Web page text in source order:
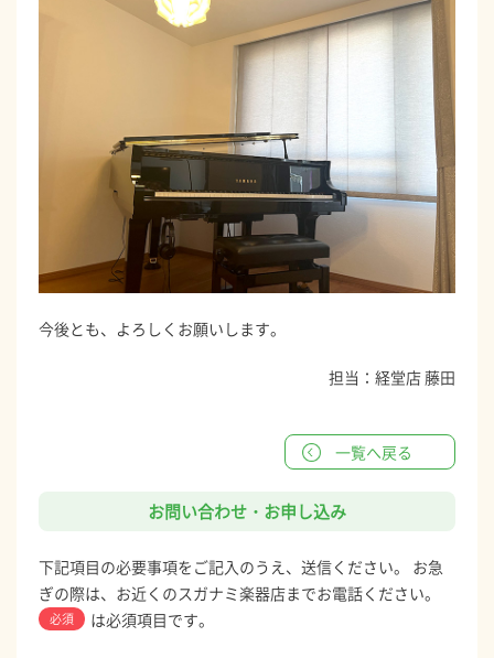
今後とも、よろしくお願いします。
担当：経堂店 藤田
一覧へ戻る
お問い合わせ・お申し込み
下記項目の必要事項をご記入のうえ、送信ください。 お急
ぎの際は、お近くのスガナミ楽器店までお電話ください。
必須 は必須項目です。